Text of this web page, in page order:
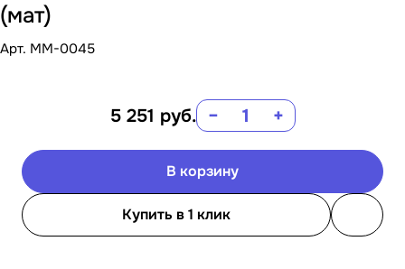
(мат)
Арт. MM-0045
5 251 руб. − +
В корзину
Купить в 1 клик